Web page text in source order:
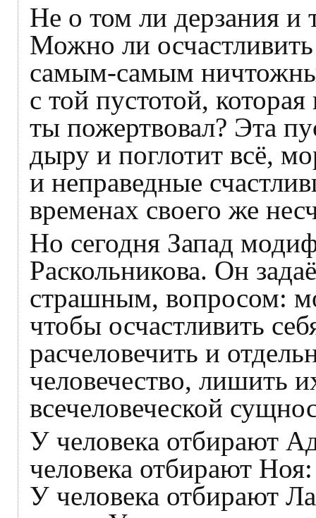
Не о том ли дерзания и
Можно ли
самым-самым
с той пустотой,
ты пожертвовал? Эта
дыру и поглотит всё,
и неправедные
временах своего же
Но сегодня Запад
Раскольникова. Он
страшным, вопросом:
чтобы осчастливить
расчеловечить и
человечество, лишить
всечеловеческой
У человека отбирают
человека отбирают
У человека отбирают